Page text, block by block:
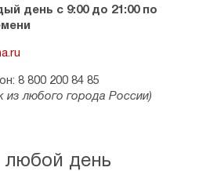
день с 9:00 до 21:00 по
8 800 200 84 85
из любого города России)
любой день